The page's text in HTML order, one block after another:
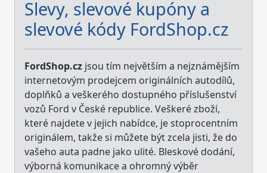
Slevy, slevové kupóny a
slevové kódy FordShop.cz
FordShop.cz jsou tím největším a nejznámějším
internetovým prodejcem originálních autodílů,
doplňků a veškerého dostupného příslušenství
vozů Ford v České republice. Veškeré zboží,
které najdete v jejich nabídce, je stoprocentním
originálem, takže si můžete být zcela jisti, že do
vašeho auta padne jako ulité. Bleskové dodání,
výborná komunikace a ohromný výběr